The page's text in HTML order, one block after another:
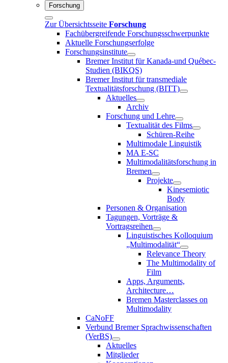
Forschung
Zur Übersichtsseite Forschung
Fachübergreifende Forschungsschwerpunkte
Aktuelle Forschungserfolge
Forschungsinstitute
Bremer Institut für Kanada-und Québec-
Studien (BIKQS)
Bremer Institut für transmediale
Textualitätsforschung (BITT)
Aktuelles
Archiv
Forschung und Lehre
Textualität des Films
Schüren-Reihe
Multimodale Linguistik
MA E-SC
Multimodalitätsforschung in
Bremen
Projekte
Kinesemiotic
Body
Personen & Organisation
Tagungen, Vorträge &
Vortragsreihen
Linguistisches Kolloquium
„Multimodalität“
Relevance Theory
The Multimodality of
Film
Apps, Arguments,
Architecture…
Bremen Masterclasses on
Multimodality
CaNoFF
Verbund Bremer Sprachwissenschaften
(VerBS)
Aktuelles
Mitglieder